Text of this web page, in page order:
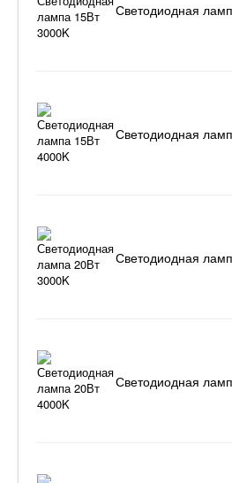
Светодиодная
Светодиодная
Светодиодная
Светодиодная